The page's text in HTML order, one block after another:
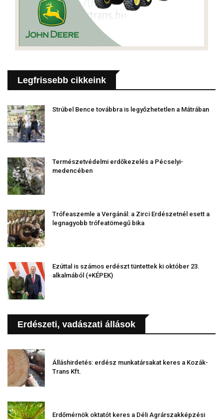
Legfrissebb cikkeink
Strúbel Bence továbbra is legyőzhetetlen a Mátrában
Természetvédelmi erdőkezelés a Pécselyi-
medencében
Trófeaszemle a Vergánál: a Zirci Erdészetnél esett a
legnagyobb trófeatömegű bika
Ezúttal is számos erdészt tüntettek ki október 23.
alkalmából (+KÉPEK)
Erdészeti, vadászati állások
Álláshirdetés: erdész munkatársakat keres a Kozák-
Trans Kft.
Erdőmérnök oktatót keres a Déli Agrárszakképzési